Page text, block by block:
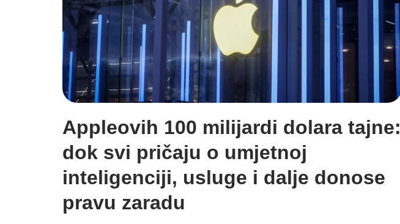
Appleovih 100 milijardi dolara tajne:
dok svi pričaju o umjetnoj
inteligenciji, usluge i dalje donose
pravu zaradu